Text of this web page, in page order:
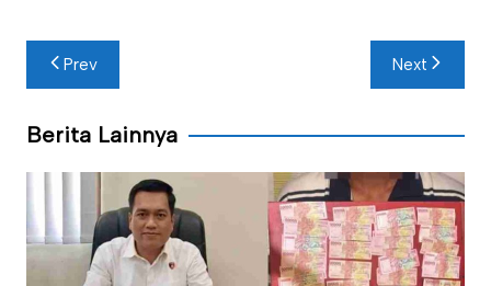
Navigasi
pos
Prev Next
Berita Lainnya